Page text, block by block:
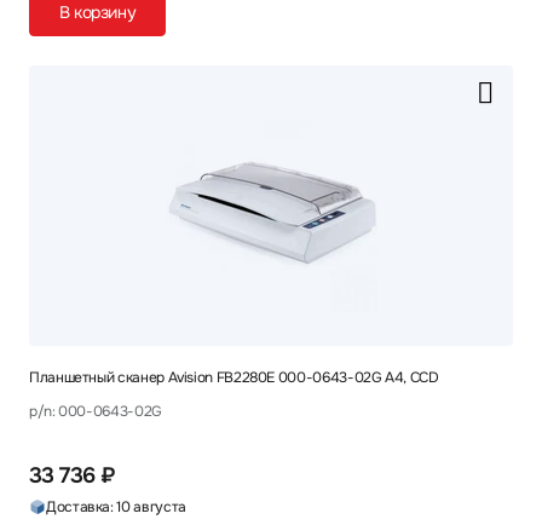
В корзину
Планшетный сканер Avision FB2280E 000-0643-02G A4, CCD
p/n: 000-0643-02G
33 736 ₽
Доставка: 10 августа